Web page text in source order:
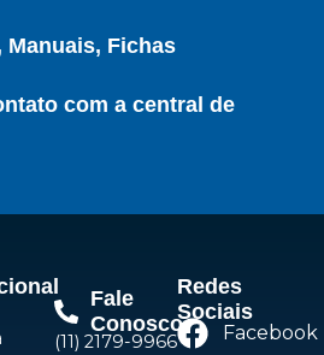
Manuais, Fichas
com a central de
Fale
Conosco
(11) 2179-9966
Redes
Sociais
Facebook